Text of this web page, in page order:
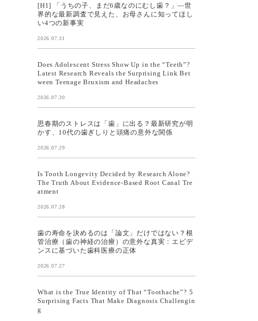
[H1] 「うちの子、まだ6歳なのにむし歯？」—世
界的な最新調査で見えた、お母さんに知ってほし
い4つの新事実
2026.07.31
Does Adolescent Stress Show Up in the “Teeth”?
Latest Research Reveals the Surprising Link Bet
ween Teenage Bruxism and Headaches
2026.07.30
思春期のストレスは「歯」に出る？最新研究が明
かす、10代の歯ぎしりと頭痛の意外な関係
2026.07.29
Is Tooth Longevity Decided by Research Alone?
The Truth About Evidence-Based Root Canal Tre
atment
2026.07.28
歯の寿命を決めるのは「論文」だけではない？根
管治療（歯の神経の治療）の意外な真実：エビデ
ンスに基づいた歯科医療の正体
2026.07.27
What is the True Identity of That “Toothache”? 5
Surprising Facts That Make Diagnosis Challengin
g